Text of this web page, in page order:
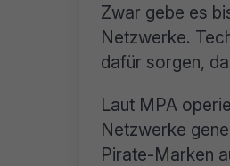
Zwar gebe es
Netzwerke.
dafür sorgen,
Laut MPA
Netzwerke
Pirate-Marken